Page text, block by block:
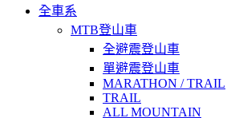
全車系
MTB登山車
全避震登山車
單避震登山車
MARATHON / TRAIL
TRAIL
ALL MOUNTAIN